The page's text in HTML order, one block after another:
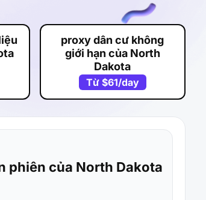
proxy dân cư không
giới hạn của North
Dakota
Từ $61/day
phiên của North Dakota